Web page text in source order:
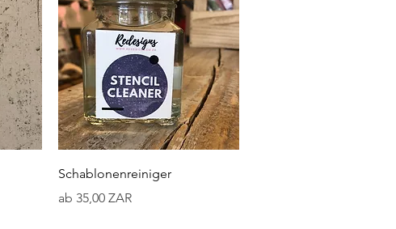
Schnellansicht
Schablonenreiniger
ab 35,00 ZAR
Sale-Preis